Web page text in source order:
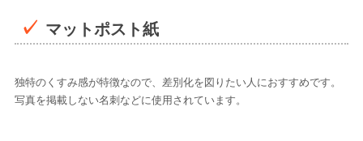
マットポスト紙
独特のくすみ感が特徴なので、差別化を図りたい人におすすめです。
写真を掲載しない名刺などに使用されています。